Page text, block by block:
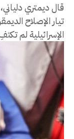
قال ديمتري
تيار الإصلاح
الإسرائيلية لم